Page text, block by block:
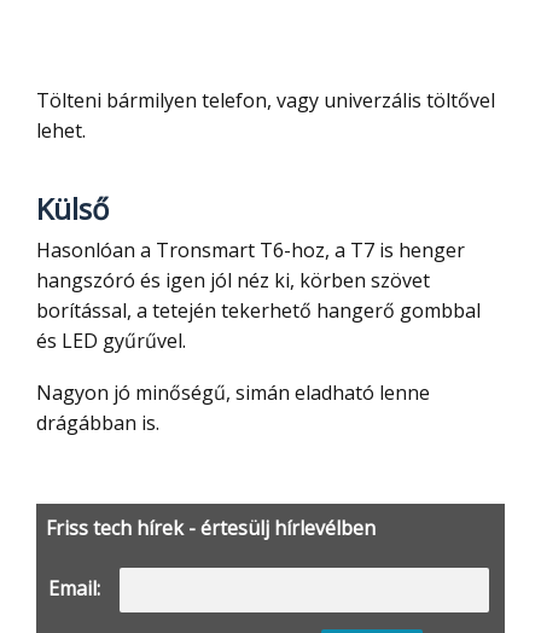
Tölteni bármilyen telefon, vagy univerzális töltővel
lehet.
Külső
Hasonlóan a Tronsmart T6-hoz, a T7 is henger
hangszóró és igen jól néz ki, körben szövet
borítással, a tetején tekerhető hangerő gombbal
és LED gyűrűvel.
Nagyon jó minőségű, simán eladható lenne
drágábban is.
Friss tech hírek - értesülj hírlevélben
Email: